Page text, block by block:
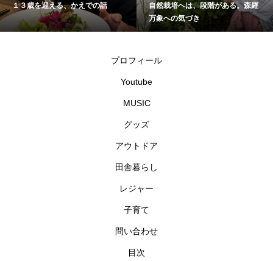
１３歳を迎える、かえでの話
自然栽培へは、段階がある。森羅
万象への気づき
プロフィール
Youtube
MUSIC
グッズ
アウトドア
田舎暮らし
レジャー
子育て
問い合わせ
目次